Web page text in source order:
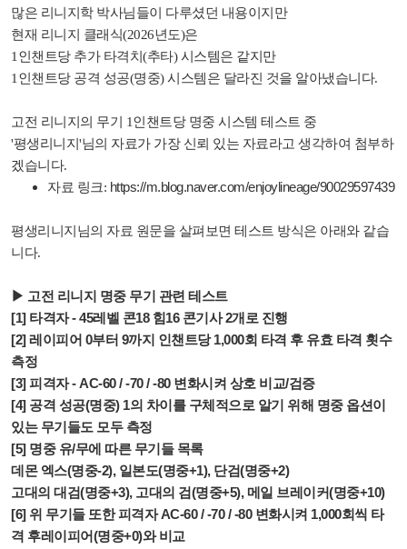
많은 리니지학 박사님들이 다루셨던 내용이지만
현재 리니지 클래식(2026년도)은
1인챈트당 추가 타격치(추타) 시스템은 같지만
1인챈트당 공격 성공(명중) 시스템은 달라진 것을 알아냈습니다.
고전 리니지의 무기 1인챈트당 명중 시스템 테스트 중
'평생리니지'님의 자료가 가장 신뢰 있는 자료라고 생각하여 첨부하
겠습니다.
자료 링크: https://m.blog.naver.com/enjoylineage/90029597439
평생리니지님의 자료 원문을 살펴보면 테스트 방식은 아래와 같습
니다.
▶ 고전 리니지 명중 무기 관련 테스트
[1] 타격자 - 45레벨 콘18 힘16 콘기사 2개로 진행
[2] 레이피어 0부터 9까지 인챈트당 1,000회 타격 후 유효 타격 횟수
측정
[3] 피격자 - AC-60 / -70 / -80 변화시켜 상호 비교/검증
[4] 공격 성공(명중) 1의 차이를 구체적으로 알기 위해 명중 옵션이
있는 무기들도 모두 측정
[5] 명중 유/무에 따른 무기들 목록
데몬 엑스(명중-2), 일본도(명중+1), 단검(명중+2)
고대의 대검(명중+3), 고대의 검(명중+5), 메일 브레이커(명중+10)
[6] 위 무기들 또한 피격자 AC-60 / -70 / -80 변화시켜 1,000회씩 타
격 후레이피어(명중+0)와 비교